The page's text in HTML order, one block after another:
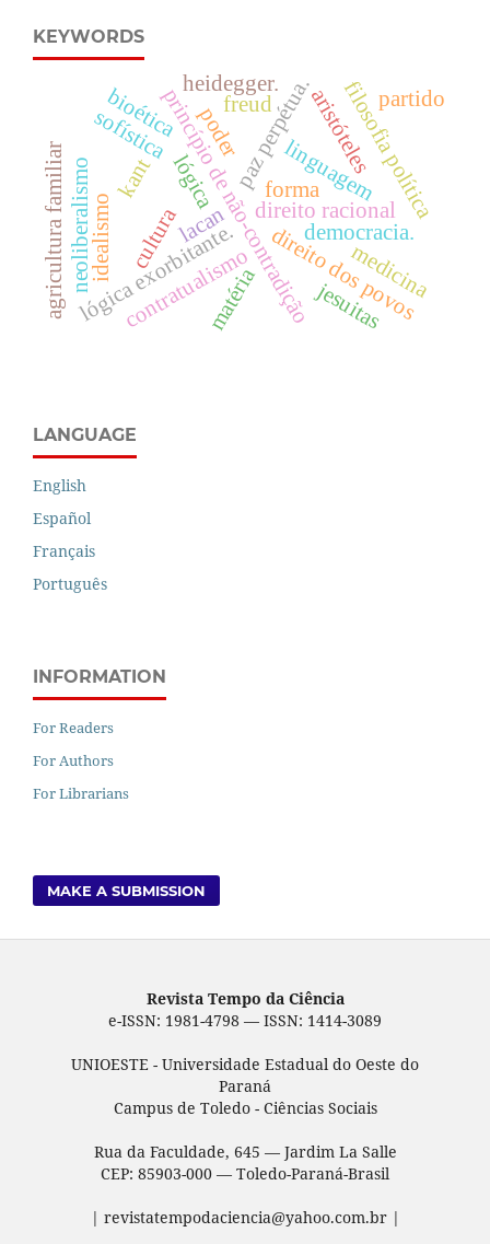
KEYWORDS
lógica
princípio de não-contradição
lógica exorbitante.
kant
direito racional
filosofia política
direito dos povos
contratualismo
paz perpétua.
idealismo
forma
matéria
democracia.
linguagem
aristóteles
sofística
heidegger.
cultura
jesuitas
neoliberalismo
agricultura familiar
bioética
medicina
partido
poderfreud
lacan
LANGUAGE
English
Español
Français
Português
INFORMATION
For Readers
For Authors
For Librarians
MAKE A SUBMISSION
Revista Tempo da Ciência
e-ISSN: 1981-4798 — ISSN: 1414-3089
UNIOESTE - Universidade Estadual do Oeste do
Paraná
Campus de Toledo - Ciências Sociais
Rua da Faculdade, 645 — Jardim La Salle
CEP: 85903-000 — Toledo-Paraná-Brasil
| revistatempodaciencia@yahoo.com.br |